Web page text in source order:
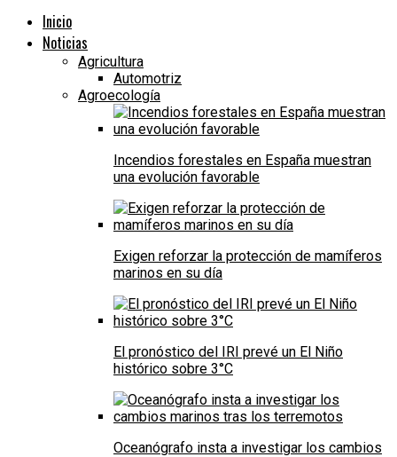
Inicio
Noticias
Agricultura
Automotriz
Agroecología
Incendios forestales en España muestran
una evolución favorable
Exigen reforzar la protección de mamíferos
marinos en su día
El pronóstico del IRI prevé un El Niño
histórico sobre 3°C
Oceanógrafo insta a investigar los cambios